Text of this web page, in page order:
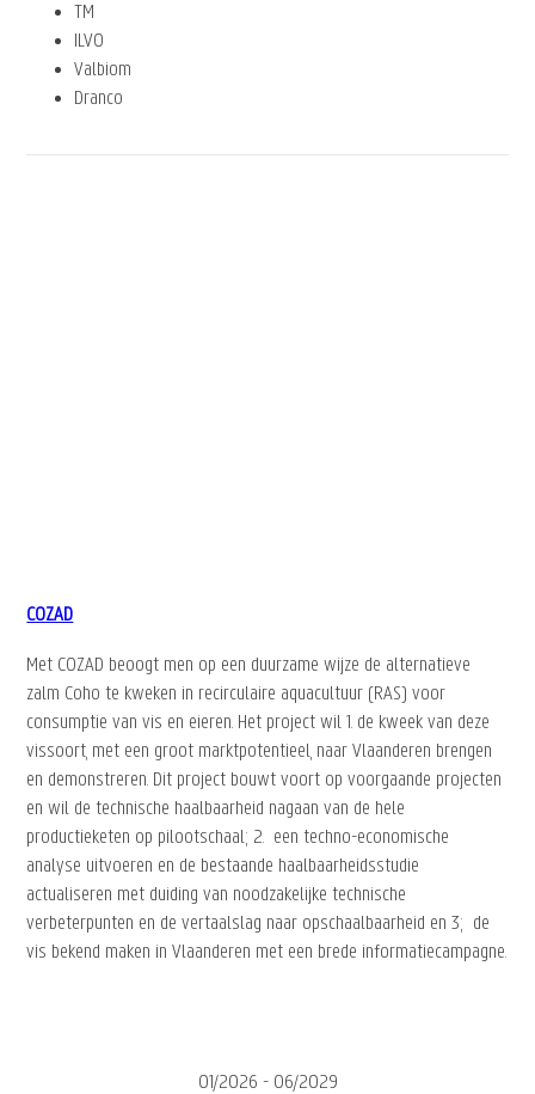
TM
ILVO
Valbiom
Dranco
COZAD
Met COZAD beoogt men op een duurzame wijze de alternatieve
zalm Coho te kweken in recirculaire aquacultuur (RAS) voor
consumptie van vis en eieren. Het project wil 1. de kweek van deze
vissoort, met een groot marktpotentieel, naar Vlaanderen brengen
en demonstreren. Dit project bouwt voort op voorgaande projecten
en wil de technische haalbaarheid nagaan van de hele
productieketen op pilootschaal; 2. een techno-economische
analyse uitvoeren en de bestaande haalbaarheidsstudie
actualiseren met duiding van noodzakelijke technische
verbeterpunten en de vertaalslag naar opschaalbaarheid en 3; de
vis bekend maken in Vlaanderen met een brede informatiecampagne.
01/2026 - 06/2029